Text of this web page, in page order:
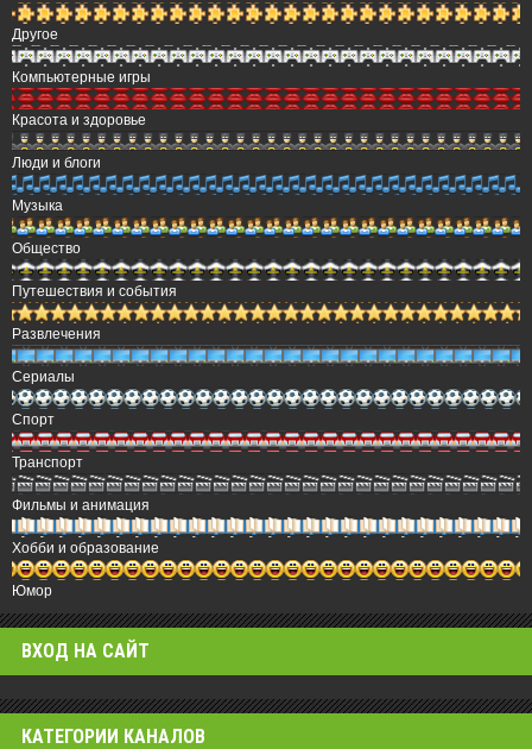
Другое
Компьютерные игры
Красота и здоровье
Люди и блоги
Музыка
Общество
Путешествия и события
Развлечения
Сериалы
Спорт
Транспорт
Фильмы и анимация
Хобби и образование
Юмор
ВХОД НА САЙТ
КАТЕГОРИИ КАНАЛОВ